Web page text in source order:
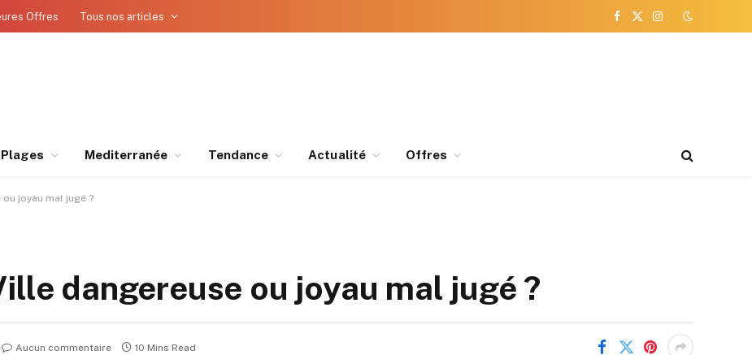
Offres Tous nos articles
Facebook
X
Instagram
Plages Mediterranée Tendance Actualité Offres
ou joyau mal jugé ?
dangereuse ou joyau mal jugé ?
Aucun commentaire 10 Mins Read